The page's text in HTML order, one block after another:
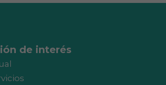
de interés